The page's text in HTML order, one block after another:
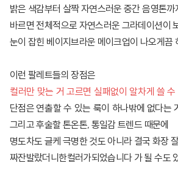
밝은 색감부터 살짝 자연스러운 중간 음영톤까
바르면 전체적으로 자연스러운 그라데이션이
눈이 잡힌 베이지브라운 메이크업이 나오게끔
이런 팔레트들의 장점은
컬러만 맞는 거 고르면 실패없이 알차게 쓸 수
단점은 연출할 수 있는 룩이 하나밖에 없다는
그리고 후술할 톤온톤, 통일감 트렌드 때문에
명도차도 글케 극명한 것도 아니라 결국 화장
짜잔발랐더니한컬러가되었습니다 가 될 수도